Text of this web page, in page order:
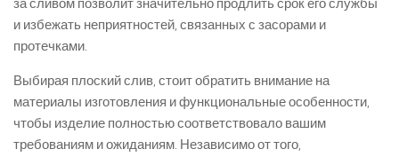
за сливом позволит значительно продлить срок его службы
и избежать неприятностей, связанных с засорами и
протечками.
Выбирая плоский слив, стоит обратить внимание на
материалы изготовления и функциональные особенности,
чтобы изделие полностью соответствовало вашим
требованиям и ожиданиям. Независимо от того,